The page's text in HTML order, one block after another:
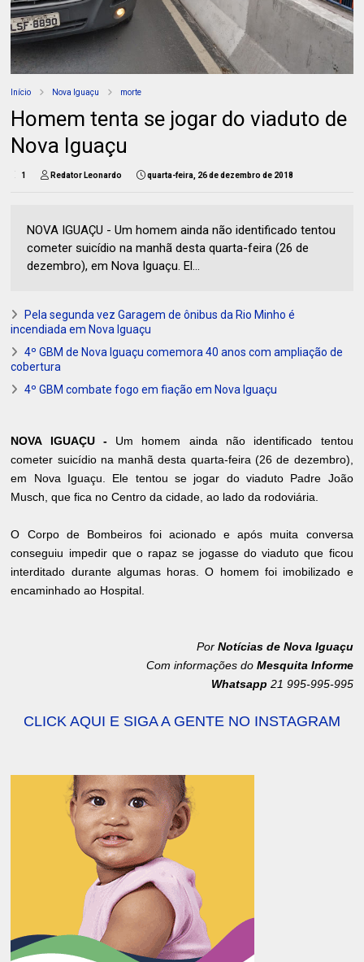
Início Nova Iguaçu morte
Homem tenta se jogar do viaduto de
Nova Iguaçu
1 Redator Leonardo quarta-feira, 26 de dezembro de 2018
NOVA IGUAÇU - Um homem ainda não identificado tentou
cometer suicídio na manhã desta quarta-feira (26 de
dezembro), em Nova Iguaçu. El...
Pela segunda vez Garagem de ônibus da Rio Minho é
incendiada em Nova Iguaçu
4º GBM de Nova Iguaçu comemora 40 anos com ampliação de
cobertura
4º GBM combate fogo em fiação em Nova Iguaçu
NOVA IGUAÇU -Um homem ainda não identificado tentou
cometer suicídio na manhã desta quarta-feira (26 de dezembro),
em Nova Iguaçu. Ele tentou se jogar do viaduto Padre João
Musch, que fica no Centro da cidade, ao lado da rodoviária.
O Corpo de Bombeiros foi acionado e após muita conversa
conseguiu impedir que o rapaz se jogasse do viaduto que ficou
interditado durante algumas horas. O homem foi imobilizado e
encaminhado ao Hospital.
Por Notícias de Nova Iguaçu
Com informações do Mesquita Informe
Whatsapp 21 995-995-995
CLICK AQUI E SIGA A GENTE NO INSTAGRAM